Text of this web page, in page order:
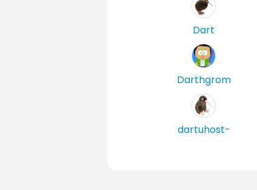
Dart
Darthgrom
dartuhost-